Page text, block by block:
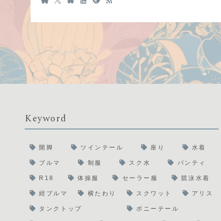
Keyword
開脚 ツインテール 座り 水着
ブルマ 制服 スク水 パンティ
R18 体操服 セーラー服 競泳水着
紺ブルマ 横たわり スクワット アリス
タンクトップ ポニーテール